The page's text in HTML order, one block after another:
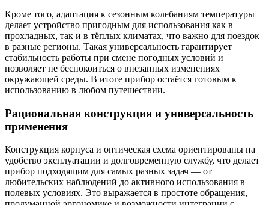
Кроме того, адаптация к сезонным колебаниям температуры
делает устройство пригодным для использования как в
прохладных, так и в тёплых климатах, что важно для поездок
в разные регионы. Такая универсальность гарантирует
стабильность работы при смене погодных условий и
позволяет не беспокоиться о внезапных изменениях
окружающей среды. В итоге прибор остаётся готовым к
использованию в любом путешествии.
Рациональная конструкция и универсальность
применения
Конструкция корпуса и оптическая схема ориентированы на
удобство эксплуатации и долговременную службу, что делает
прибор подходящим для самых разных задач — от
любительских наблюдений до активного использования в
полевых условиях. Это выражается в простоте обращения,